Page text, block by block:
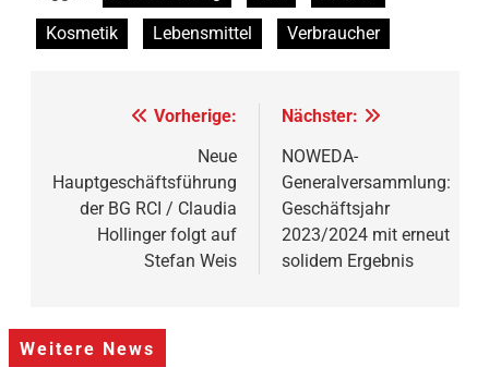
Kosmetik
Lebensmittel Verbraucher
Beitragsnavigation
Vorherige:
Neue
Hauptgeschäftsführung
der BG RCI / Claudia
Hollinger folgt auf
Stefan Weis
Nächster:
NOWEDA-
Generalversammlung:
Geschäftsjahr
2023/2024 mit erneut
solidem Ergebnis
Weitere News